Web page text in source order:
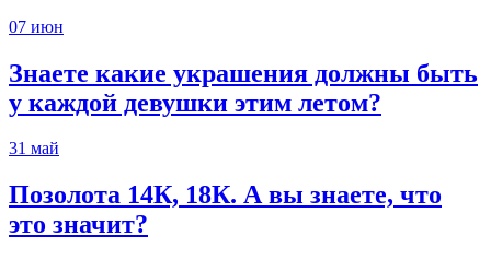
07 июн
Знаете какие украшения должны быть
у каждой девушки этим летом?
31 май
Позолота 14К, 18К. А вы знаете, что
это значит?